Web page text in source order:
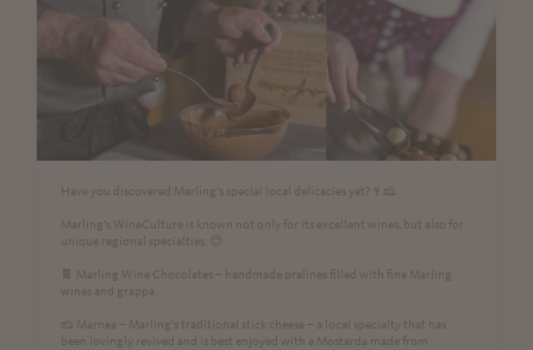
Have you discovered Marling’s special local delicacies yet?🍷🧀
Marling’s WineCulture is known not only for its excellent wines, but also for
unique regional specialties. 😍
🍫 Marling Wine Chocolates – handmade pralines filled with fine Marling
wines and grappa.
🧀 Marnea – Marling’s traditional stick cheese – a local specialty that has
been lovingly revived and is best enjoyed with a Mostarda made from